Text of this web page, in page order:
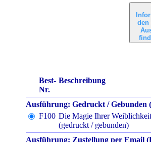
den
Best-
Nr.
Beschreibung
Ausführung: Gedruckt / Gebunden
F100 Die Magie Ihrer Weiblichkeit
(gedruckt / gebunden)
Ausführung: Zustellung per Email